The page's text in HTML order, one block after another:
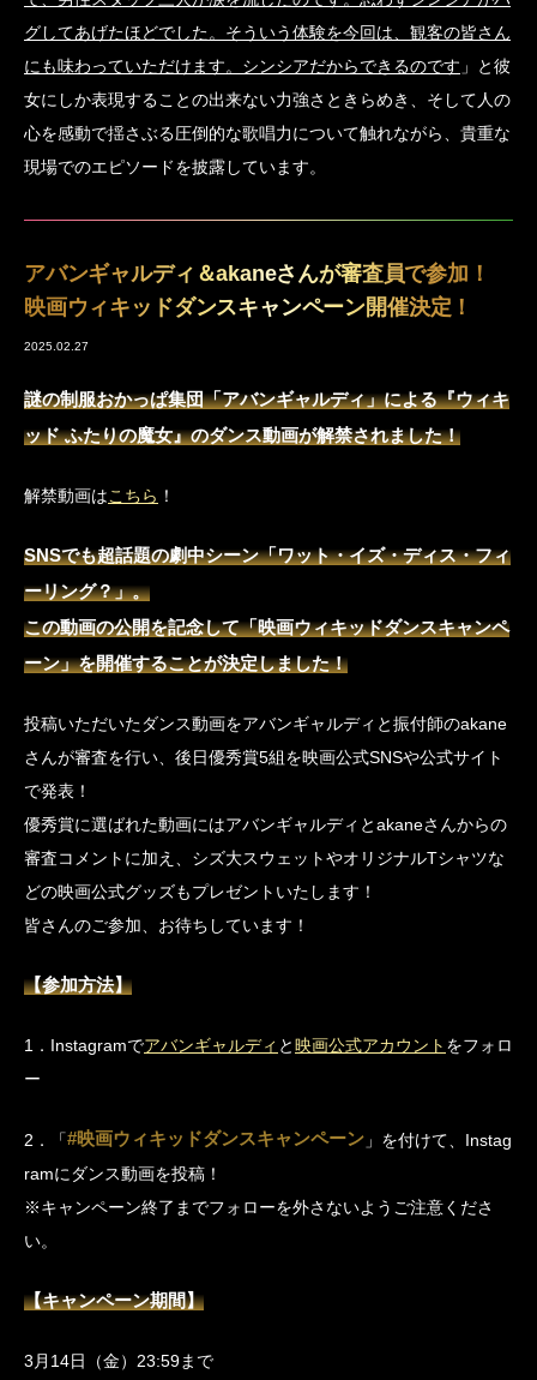
グしてあげたほどでした。そういう体験を今回は、観客の皆さん
にも味わっていただけます。シンシアだからできるのです 」と彼
女にしか表現することの出来ない力強さときらめき、そして人の
心を感動で揺さぶる圧倒的な歌唱力について触れながら、貴重な
現場でのエピソードを披露しています。
アバンギャルディ＆akaneさんが審査員で参加！
映画ウィキッドダンスキャンペーン開催決定！
2025.02.27
謎の制服おかっぱ集団「アバンギャルディ」による『ウィキ
ッド ふたりの魔女』のダンス動画が解禁されました！
解禁動画はこちら ！
SNSでも超話題の劇中シーン「ワット・イズ・ディス・フィ
ーリング？」。
この動画の公開を記念して「映画ウィキッドダンスキャンペ
ーン」を開催することが決定しました！
投稿いただいたダンス動画をアバンギャルディと振付師のakane
さんが審査を行い、後日優秀賞5組を映画公式SNSや公式サイト
で発表！
優秀賞に選ばれた動画にはアバンギャルディとakaneさんからの
審査コメントに加え、シズ大スウェットやオリジナルTシャツな
どの映画公式グッズもプレゼントいたします！
皆さんのご参加、お待ちしています！
【参加方法】
1．Instagramでアバンギャルディ と映画公式アカウント をフォロ
ー
2．「#映画ウィキッドダンスキャンペーン 」を付けて、Instag
ramにダンス動画を投稿！
※キャンペーン終了までフォローを外さないようご注意くださ
い。
【キャンペーン期間】
3月14日（金）23:59まで